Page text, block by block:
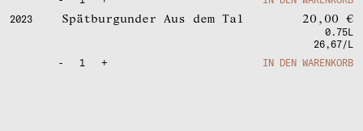
2023
Spätburgunder Aus dem Tal 20,00 €
0.75L
26,67/L
-
1 + IN DEN WARENKORB